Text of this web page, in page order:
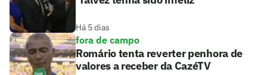
Há 5 dias
fora de campo
Romário tenta reverter penhora de
valores a receber da CazéTV